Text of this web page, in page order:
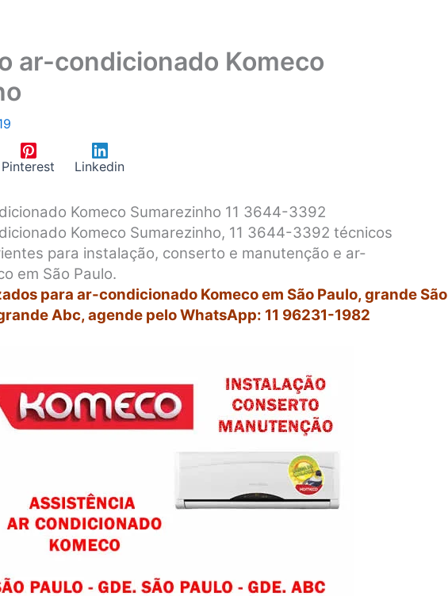
ar-condicionado Komeco
Pinterest Linkedin
Komeco Sumarezinho 11 3644-3392
Komeco Sumarezinho, 11 3644-3392 técnicos
para instalação, conserto e manutenção e ar-
em São Paulo.
para ar-condicionado Komeco em São Paulo, grande São
Abc, agende pelo WhatsApp: 11 96231-1982